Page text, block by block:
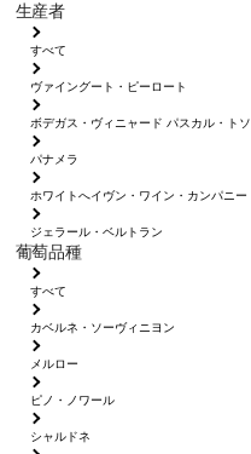
生産者
すべて
ヴァイングート・ピーロート
ボデガス・ヴィニャード パスカル・トソ
パナメラ
ホワイトへイヴン・ワイン・カンパニー
ジェラール・ベルトラン
葡萄品種
すべて
カベルネ・ソーヴィニヨン
メルロー
ピノ・ノワール
シャルドネ